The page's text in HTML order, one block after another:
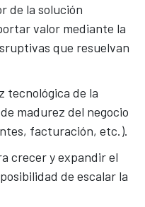
de la solución
valor mediante la
que resuelvan
tecnológica de la
madurez del negocio
facturación, etc.).
crecer y expandir el
de escalar la